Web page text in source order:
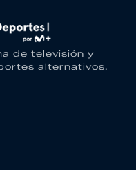
de televisión y
alternativos.